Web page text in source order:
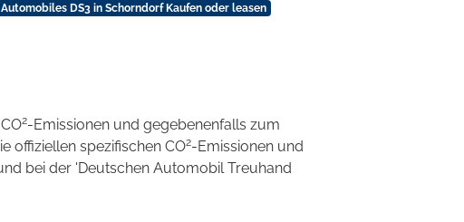
Automobiles DS3 in Schorndorf Kaufen oder leasen
2-Emissionen und gegebenenfalls zum
offiziellen spezifischen CO2-Emissionen und
bei der 'Deutschen Automobil Treuhand